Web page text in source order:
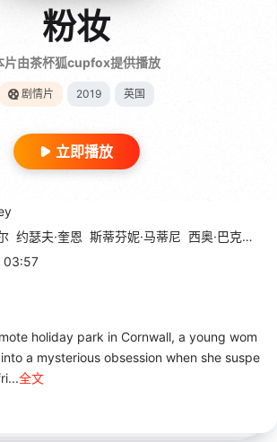
粉妆
片由茶杯狐cupfox提供播放
剧情片 2019 英国
立即播放
约瑟夫·奎恩 斯蒂芬妮·马蒂尼 西奥·巴克利姆-比格斯
03:57
holiday park in Cornwall, a young wom
a mysterious obsession when she suspe
全文